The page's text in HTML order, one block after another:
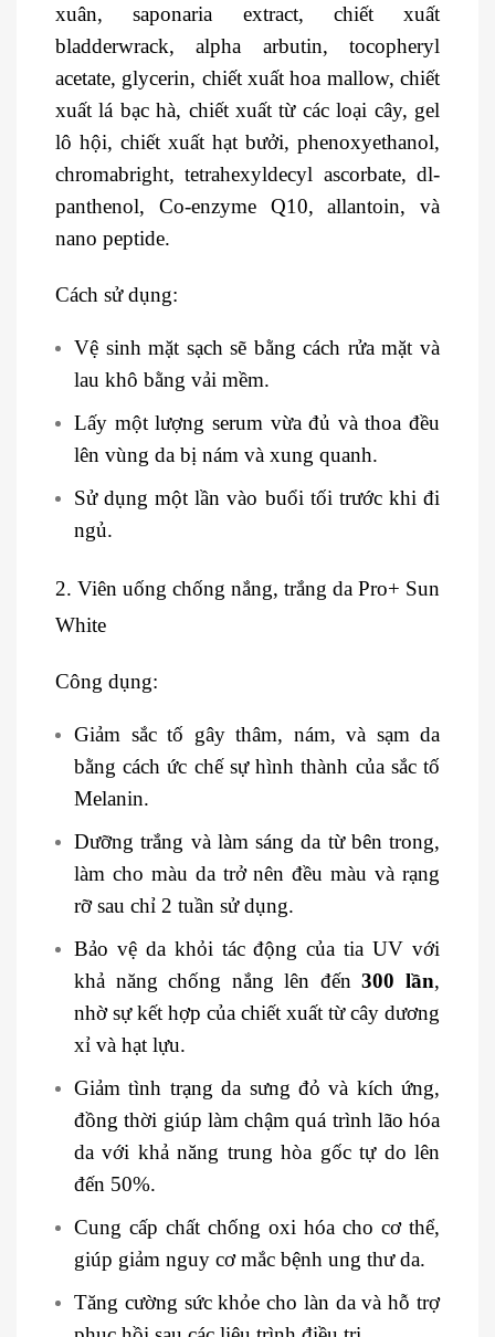
xuân, saponaria extract, chiết xuất
bladderwrack, alpha arbutin, tocopheryl
acetate, glycerin, chiết xuất hoa mallow, chiết
xuất lá bạc hà, chiết xuất từ các loại cây, gel
lô hội, chiết xuất hạt bưởi, phenoxyethanol,
chromabright, tetrahexyldecyl ascorbate, dl-
panthenol, Co-enzyme Q10, allantoin, và
nano peptide.
Cách sử dụng:
Vệ sinh mặt sạch sẽ bằng cách rửa mặt và
lau khô bằng vải mềm.
Lấy một lượng serum vừa đủ và thoa đều
lên vùng da bị nám và xung quanh.
Sử dụng một lần vào buổi tối trước khi đi
ngủ.
2. Viên uống chống nắng, trắng da Pro+ Sun
White
Công dụng:
Giảm sắc tố gây thâm, nám, và sạm da
bằng cách ức chế sự hình thành của sắc tố
Melanin.
Dưỡng trắng và làm sáng da từ bên trong,
làm cho màu da trở nên đều màu và rạng
rỡ sau chỉ 2 tuần sử dụng.
Bảo vệ da khỏi tác động của tia UV với
khả năng chống nắng lên đến300 lần,
nhờ sự kết hợp của chiết xuất từ cây dương
xỉ và hạt lựu.
Giảm tình trạng da sưng đỏ và kích ứng,
đồng thời giúp làm chậm quá trình lão hóa
da với khả năng trung hòa gốc tự do lên
đến 50%.
Cung cấp chất chống oxi hóa cho cơ thể,
giúp giảm nguy cơ mắc bệnh ung thư da.
Tăng cường sức khỏe cho làn da và hỗ trợ